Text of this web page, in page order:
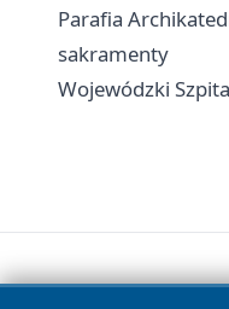
Parafia
sakramenty
Wojewódzki